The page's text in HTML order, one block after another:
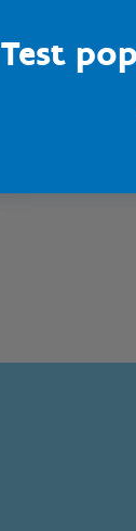
Test
Sport